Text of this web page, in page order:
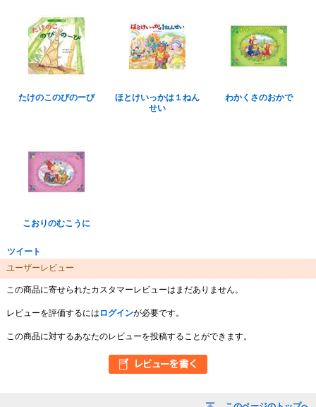
たけのこのびのーび
ほとけいっかは１ねん
せい
わかくさのおかで
こおりのむこうに
ツイート
ユーザーレビュー
この商品に寄せられたカスタマーレビューはまだありません。
レビューを評価するには ログインが必要です。
この商品に対するあなたのレビューを投稿することができます。